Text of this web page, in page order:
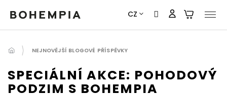
Přejít
obsah
CZ
NEJNOVĚJŠÍ BLOGOVÉ PŘÍSPĚVKY
SPECIÁLNÍ AKCE: POHODOVÝ
PODZIM S BOHEMPIA